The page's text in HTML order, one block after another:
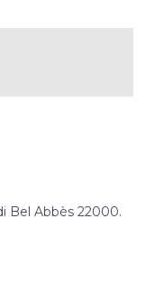
Bel Abbès 22000.